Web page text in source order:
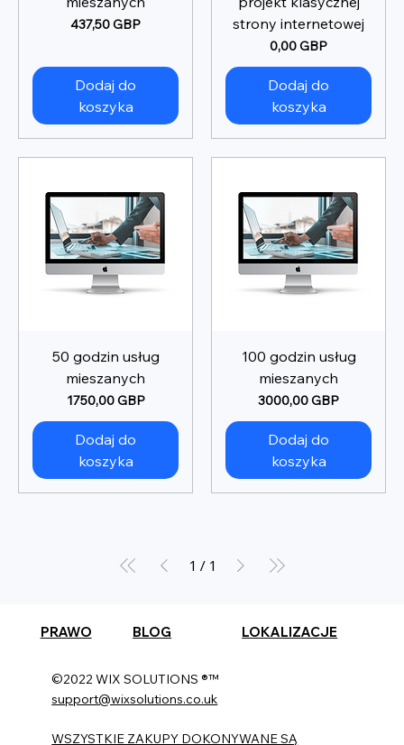
Cena
437,50 GBP
Dodaj do
koszyka
strony internetowej
Cena
0,00 GBP
Dodaj do
koszyka
50 godzin usług
mieszanych
Cena
1750,00 GBP
Dodaj do
koszyka
100 godzin usług
mieszanych
Cena
3000,00 GBP
Dodaj do
koszyka
1 / 1
PRAWO BLOG LOKALIZACJE
©2022 WIX SOLUTIONS ®™
support@wixsolutions.co.uk
WSZYSTKIE ZAKUPY DOKONYWANE SĄ